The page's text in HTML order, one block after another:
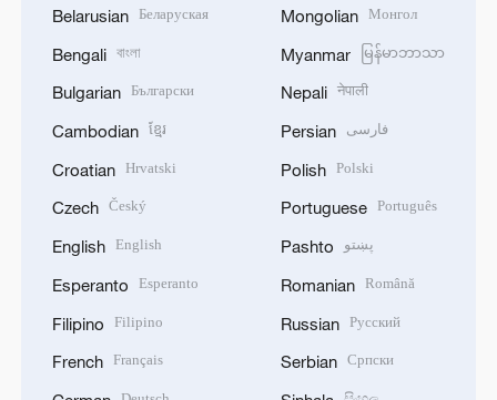
Belarusian Беларуская
Bengali বাংলা
Bulgarian Български
Cambodian ខ្មែរ
Croatian Hrvatski
Czech Český
English English
Esperanto Esperanto
Filipino Filipino
French Français
Mongolian Монгол
Myanmar မြန်မာဘာသာ
Nepali नेपाली
Persian فارسی
Polish Polski
Portuguese Português
Pashto پښتو
Romanian Română
Russian Русский
Serbian Српски